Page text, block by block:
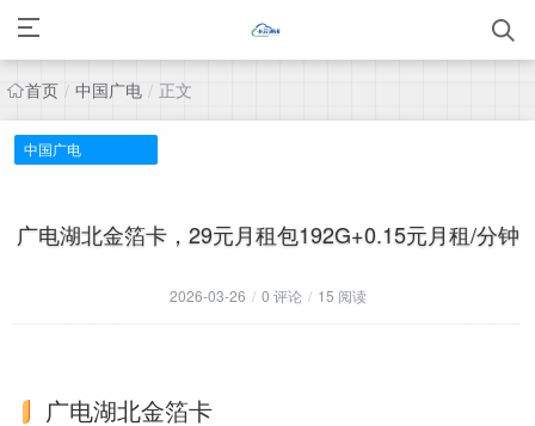
首页 / 中国广电 / 正文
中国广电
广电湖北金箔卡，29元月租包192G+0.15元月租/分钟
2026-03-26 / 0 评论 / 15 阅读
广电湖北金箔卡